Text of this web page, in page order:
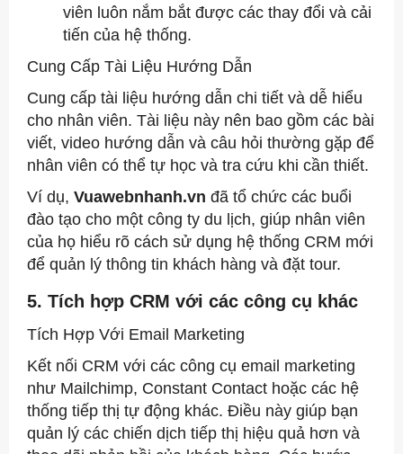
viên luôn nắm bắt được các thay đổi và cải
tiến của hệ thống.
Cung Cấp Tài Liệu Hướng Dẫn
Cung cấp tài liệu hướng dẫn chi tiết và dễ hiểu
cho nhân viên. Tài liệu này nên bao gồm các bài
viết, video hướng dẫn và câu hỏi thường gặp để
nhân viên có thể tự học và tra cứu khi cần thiết.
Ví dụ, Vuawebnhanh.vn đã tổ chức các buổi
đào tạo cho một công ty du lịch, giúp nhân viên
của họ hiểu rõ cách sử dụng hệ thống CRM mới
để quản lý thông tin khách hàng và đặt tour.
5. Tích hợp CRM với các công cụ khác
Tích Hợp Với Email Marketing
Kết nối CRM với các công cụ email marketing
như Mailchimp, Constant Contact hoặc các hệ
thống tiếp thị tự động khác. Điều này giúp bạn
quản lý các chiến dịch tiếp thị hiệu quả hơn và